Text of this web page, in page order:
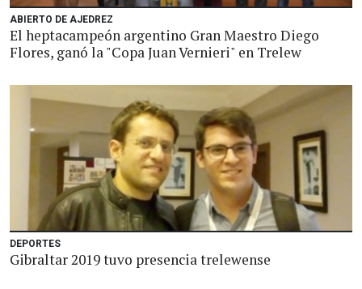
ABIERTO DE AJEDREZ
El heptacampeón argentino Gran Maestro Diego
Flores, ganó la "Copa Juan Vernieri" en Trelew
DEPORTES
Gibraltar 2019 tuvo presencia trelewense